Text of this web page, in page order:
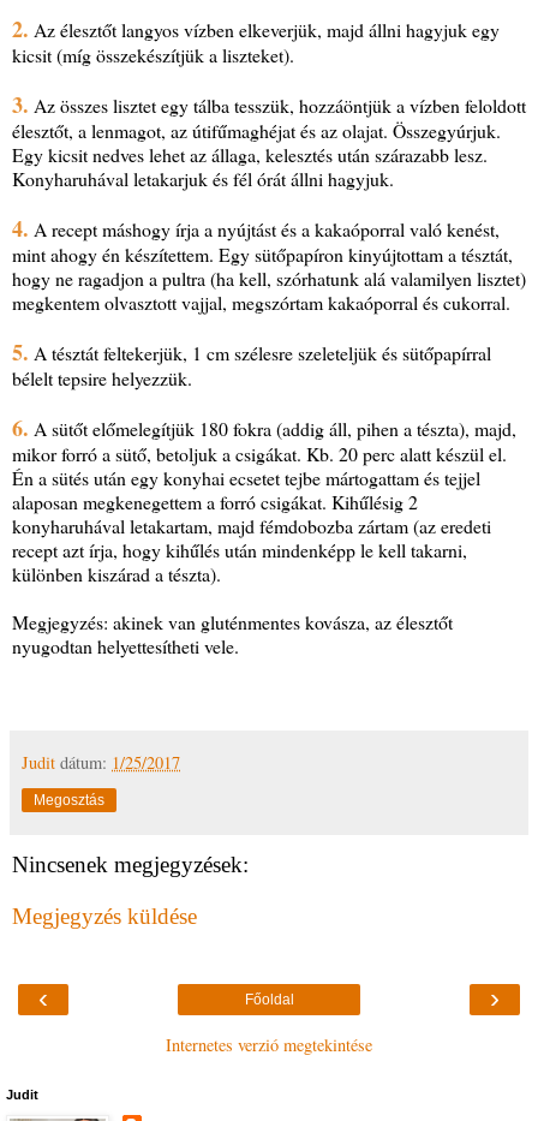
2. Az élesztőt langyos vízben elkeverjük, majd állni hagyjuk egy
kicsit (míg összekészítjük a liszteket).
3. Az összes lisztet egy tálba tesszük, hozzáöntjük a vízben feloldott
élesztőt, a lenmagot, az útifűmaghéjat és az olajat. Összegyúrjuk.
Egy kicsit nedves lehet az állaga, kelesztés után szárazabb lesz.
Konyharuhával letakarjuk és fél órát állni hagyjuk.
4. A recept máshogy írja a nyújtást és a kakaóporral való kenést,
mint ahogy én készítettem. Egy sütőpapíron kinyújtottam a tésztát,
hogy ne ragadjon a pultra (ha kell, szórhatunk alá valamilyen lisztet)
megkentem olvasztott vajjal, megszórtam kakaóporral és cukorral.
5. A tésztát feltekerjük, 1 cm szélesre szeleteljük és sütőpapírral
bélelt tepsire helyezzük.
6. A sütőt előmelegítjük 180 fokra (addig áll, pihen a tészta), majd,
mikor forró a sütő, betoljuk a csigákat. Kb. 20 perc alatt készül el.
Én a sütés után egy konyhai ecsetet tejbe mártogattam és tejjel
alaposan megkenegettem a forró csigákat. Kihűlésig 2
konyharuhával letakartam, majd fémdobozba zártam (az eredeti
recept azt írja, hogy kihűlés után mindenképp le kell takarni,
különben kiszárad a tészta).
Megjegyzés: akinek van gluténmentes kovásza, az élesztőt
nyugodtan helyettesítheti vele.
Judit dátum: 1/25/2017
Megosztás
Nincsenek megjegyzések:
Megjegyzés küldése
‹ ›
Főoldal
Internetes verzió megtekintése
Judit